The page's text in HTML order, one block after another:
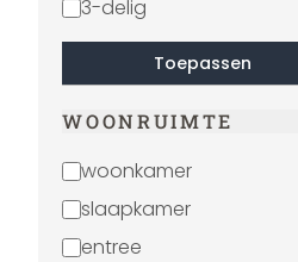
3-delig
Toepassen
WOONRUIMTE
woonkamer
slaapkamer
entree